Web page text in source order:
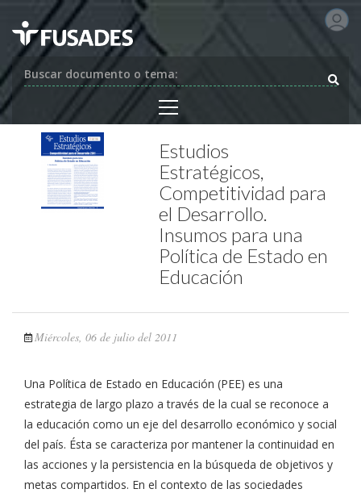
Buscar documento o tema:
Estudios
Estratégicos,
Competitividad para
el Desarrollo.
Insumos para una
Política de Estado en
Educación
Miércoles, 06 de julio del 2011
Una Política de Estado en Educación (PEE) es una
estrategia de largo plazo a través de la cual se reconoce a
la educación como un eje del desarrollo económico y social
del país. Ésta se caracteriza por mantener la continuidad en
las acciones y la persistencia en la búsqueda de objetivos y
metas compartidos. En el contexto de las sociedades